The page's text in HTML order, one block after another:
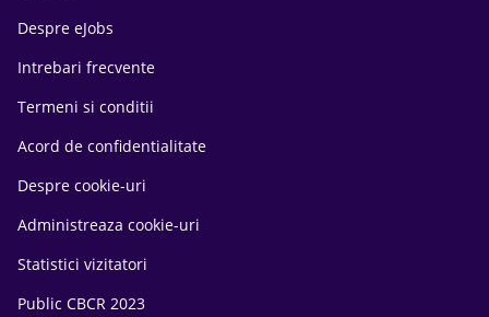
Despre eJobs
Intrebari frecvente
Termeni si conditii
Acord de confidentialitate
Despre cookie-uri
Administreaza cookie-uri
Statistici vizitatori
Public CBCR 2023